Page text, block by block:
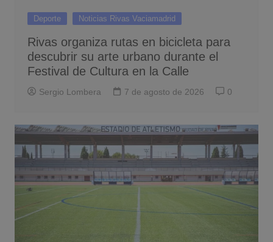
Deporte Noticias Rivas Vaciamadrid
Rivas organiza rutas en bicicleta para
descubrir su arte urbano durante el
Festival de Cultura en la Calle
Sergio Lombera 7 de agosto de 2026 0